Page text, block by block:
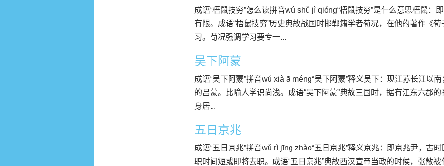
成语“梧鼠技穷”怎么读拼音wú shǔ jì qióng“梧鼠技穷”是什么意思梧鼠：
有限。成语“梧鼠技穷”历史典故战国时邯郸籍学者荀况，在他的著作《
习。荀况强调学习要专一...
吴下阿蒙
成语“吴下阿蒙”拼音wú xià ā méng“吴下阿蒙”释义吴下：现江苏长江以
的吕蒙。比喻人学识尚浅。成语“吴下阿蒙”典故三国时，据有江东六郡
身居...
五日京兆
成语“五日京兆”拼音wǔ rì jīng zhào“五日京兆”释义京兆：即京兆尹，古
职时间短或即将去职。成语“五日京兆”典故西汉宣帝当政的时候，张敞